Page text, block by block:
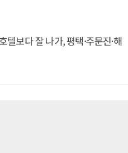
보다 잘 나가, 평택·주문진·해